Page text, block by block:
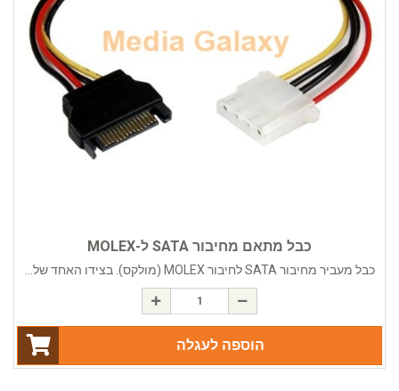
כבל מתאם מחיבור SATA ל-MOLEX
כבל מעביר מחיבור SATA לחיבור MOLEX (מולקס). בצידו האחד של...
הוספה לעגלה